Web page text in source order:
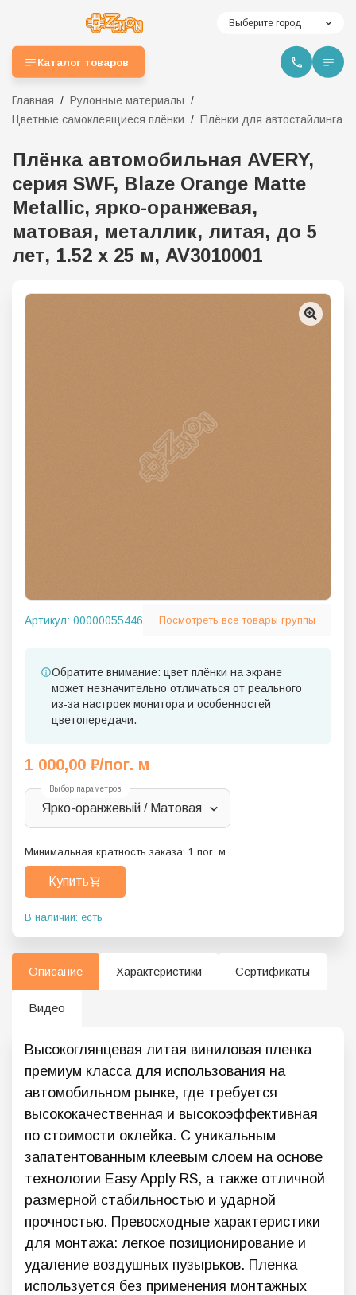
Выберите город
Каталог товаров
Главная
Рулонные материалы
Цветные самоклеящиеся плёнки
Плёнки для автостайлинга
Плёнка автомобильная AVERY,
серия SWF, Blaze Orange Matte
Metallic, ярко-оранжевая,
матовая, металлик, литая, до 5
лет, 1.52 x 25 м, AV3010001
Артикул: 00000055446 Посмотреть все товары группы
Обратите внимание: цвет плёнки на экране
может незначительно отличаться от реального
из-за настроек монитора и особенностей
цветопередачи.
1 000,00 ₽/пог. м
Выбор параметров
Ярко-оранжевый / Матовая
Минимальная кратность заказа: 1 пог. м
Купить
В наличии: есть
Описание Характеристики Сертификаты
Видео
Высокоглянцевая литая виниловая пленка
премиум класса для использования на
автомобильном рынке, где требуется
высококачественная и высокоэффективная
по стоимости оклейка. С уникальным
запатентованным клеевым слоем на основе
технологии Easy Apply RS, а также отличной
размерной стабильностью и ударной
прочностью. Превосходные характеристики
для монтажа: легкое позиционирование и
удаление воздушных пузырьков. Пленка
используется без применения монтажных